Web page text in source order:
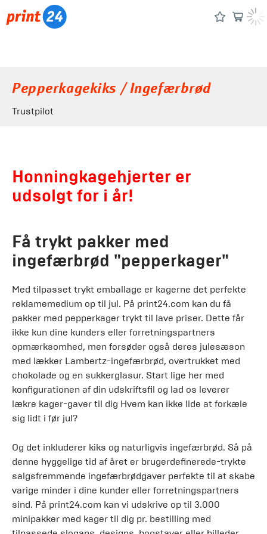
Pepperkagekiks / Ingefærbrød
Trustpilot
Honningkagehjerter er
udsolgt for i år!
Få trykt pakker med
ingefærbrød "pepperkager"
Med tilpasset trykt emballage er kagerne det perfekte
reklamemedium op til jul. På print24.com kan du få
pakker med pepperkager trykt til lave priser. Dette får
ikke kun dine kunders eller forretningspartners
opmærksomhed, men forsøder også deres julesæson
med lækker Lambertz-ingefærbrød, overtrukket med
chokolade og en sukkerglasur. Start lige her med
konfigurationen af ​​din udskriftsfil og lad os leverer
lækre kager-gaver til dig Hvem kan ikke lide at forkæle
sig lidt i før jul?
Og det inkluderer kiks og naturligvis ingefærbrød. Så på
denne hyggelige tid af året er brugerdefinerede-trykte
salgsfremmende ingefærbrødgaver perfekte til at skabe
varige minder i dine kunder eller forretningspartners
sind. På print24.com kan vi udskrive op til 3.000
minipakker med kager til dig pr. bestilling med